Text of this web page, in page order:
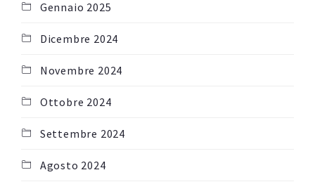
Gennaio 2025
Dicembre 2024
Novembre 2024
Ottobre 2024
Settembre 2024
Agosto 2024